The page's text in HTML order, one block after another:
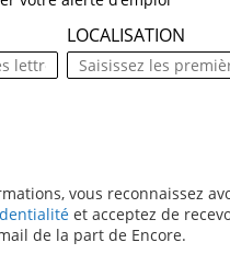
LOCALISATION
vous reconnaissez
(ce contenu s’ouvre
et acceptez de
de la part de Encore.